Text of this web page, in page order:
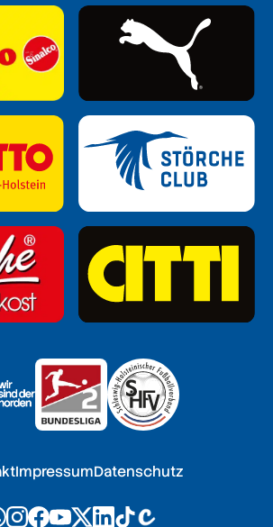
ImpressumDatenschutz